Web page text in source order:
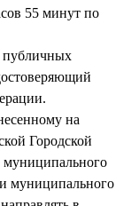
55 минут по
публичных
на
Городской
муниципального